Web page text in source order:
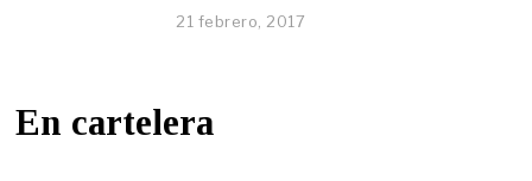
21 febrero, 2017
En cartelera